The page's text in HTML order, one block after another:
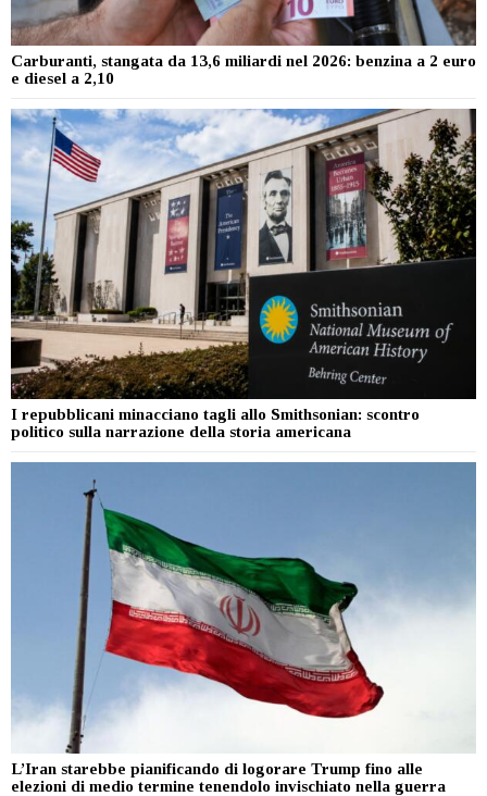
Carburanti, stangata da 13,6 miliardi nel 2026: benzina a 2 euro
e diesel a 2,10
I repubblicani minacciano tagli allo Smithsonian: scontro
politico sulla narrazione della storia americana
L’Iran starebbe pianificando di logorare Trump fino alle
elezioni di medio termine tenendolo invischiato nella guerra